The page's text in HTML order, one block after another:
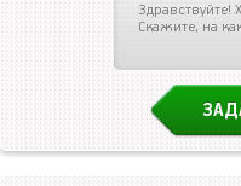
Здравствуйте!
Скажите, на